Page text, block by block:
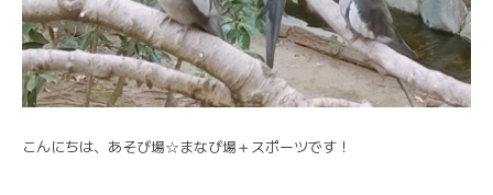
こんにちは、あそび場☆まなび場＋スポーツです！